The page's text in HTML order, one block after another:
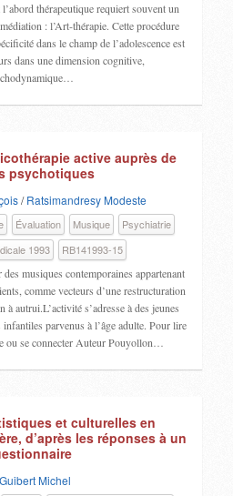
thérapeutique requiert souvent un
: l’Art-thérapie. Cette procédure
dans le champ de l’adolescence est
dans une dimension cognitive,
active auprès de
psychotiques
/Ratsimandresy Modeste
Évaluation Musique
Psychiatrie
1993
RB141993-15
musiques contemporaines appartenant
comme vecteurs d’une restructuration
à autrui.L’activité s’adresse à des jeunes
parvenus à l’âge adulte. Pour lire
ou se connecter Auteur Pouyollon…
et culturelles en
d’après les réponses à un
Michel